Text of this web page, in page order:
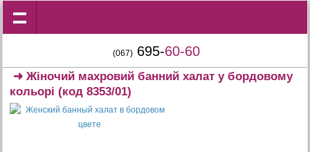
(067) 695-60-60
➜Жіночий махровий банний халат у бордовому
кольорі (код 8353/01)